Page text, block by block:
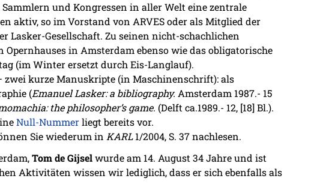
und Kongressen in aller Welt eine zentrale
aktiv, so im Vorstand von ARVES oder als Mitglied der
Lasker-Gesellschaft. Zu seinen nicht-schachlichen
Opernhauses in Amsterdam ebenso wie das obligatorische
(im Winter ersetzt durch Eis-Langlauf).
kurze Manuskripte (in Maschinenschrift): als
(Emanuel Lasker: a bibliography.Amsterdam 1987.- 15
the philosopher’s game. (Delft ca.1989.- 12, [18] Bl.).
Null-Nummerliegt bereits vor.
Sie wiederum in KARL1/2004, S. 37 nachlesen.
Tom de Gijselwurde am 14. August 34 Jahre und ist
Aktivitäten wissen wir lediglich, dass er sich ebenfalls als